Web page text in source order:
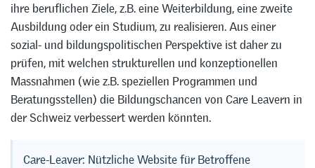
ihre beruflichen Ziele, z.B. eine Weiterbildung, eine zweite
Ausbildung oder ein Studium, zu realisieren. Aus einer
sozial- und bildungspolitischen Perspektive ist daher zu
prüfen, mit welchen strukturellen und konzeptionellen
Massnahmen (wie z.B. speziellen Programmen und
Beratungsstellen) die Bildungschancen von Care Leavern in
der Schweiz verbessert werden könnten.
Care-Leaver: Nützliche Website für Betroffene